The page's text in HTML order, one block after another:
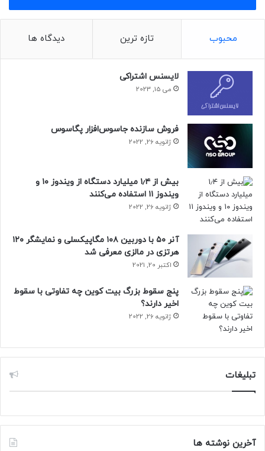
مجله خبری نیوزلن
محبوب تازه ترین دیدگاه ها
لایسنس اشتراکی
می 15, 2023
فروش سازنده جاسوس‌افزار پگاسوس
ژانویه 26, 2022
بیش از ۱٫۴ میلیارد دستگاه از ویندوز ۱۰ و
ویندوز ۱۱ استفاده می‌کنند
ژانویه 26, 2022
آنر ۵۰ با دوربین ۱۰۸ مگاپیکسلی و نمایشگر ۱۲۰
هرتزی در مالزی معرفی شد
اکتبر 20, 2021
پنج سقوط بزرگ بیت کوین چه تفاوتی با سقوط
اخیر دارند؟
ژانویه 26, 2022
تبلیغات
آخرین نوشته ها